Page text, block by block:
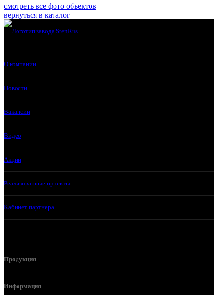
смотреть все фото объектов
вернуться в каталог
О компании
Новости
Вакансии
Видео
Акции
Реализованные проекты
Кабинет партнера
Продукция
Информация